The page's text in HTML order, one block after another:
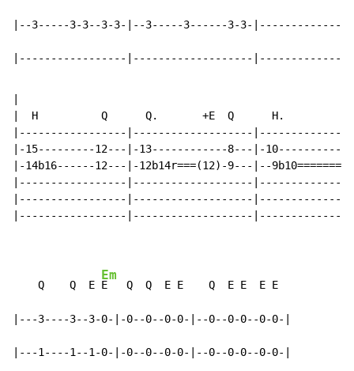
|--3-----3-3--3-3-|--3-----3------3-3-
|-----------------|-------------------
|  H          Q      Q.       +E  Q      H.
|-----------------|-------------------
|-15---------12---|-13------------8---|-
|-14b16------12---|-12b14r===(12)-9---|--
|-----------------|-------------------
|-----------------|-------------------
|-----------------|-------------------
    Q    Q  E
Em
E   Q  Q  E E    Q  E E  E E
|---3----3--3-0-|-0--0--0-0-|--0--0-0--0-0-|
|---1----1--1-0-|-0--0--0-0-|--0--0-0--0-0-|